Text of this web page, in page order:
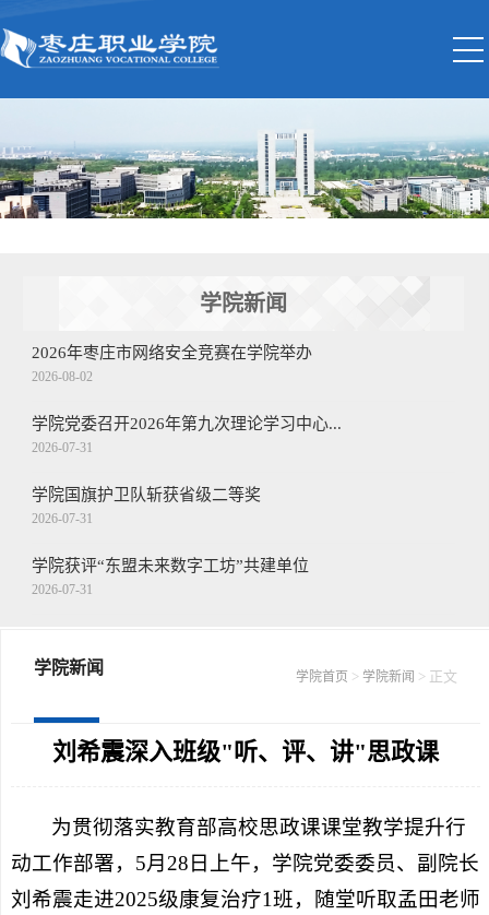
学院新闻
2026年枣庄市网络安全竞赛在学院举办
2026-08-02
学院党委召开2026年第九次理论学习中心...
2026-07-31
学院国旗护卫队斩获省级二等奖
2026-07-31
学院获评“东盟未来数字工坊”共建单位
2026-07-31
2026-07-30
学院首页 > 学院新闻 > 正文
学院新闻
刘希震深入班级"听、评、讲"思政课
为贯彻落实教育部高校思政课课堂教学提升行
动工作部署，5月28日上午，学院党委委员、副院长
刘希震走进2025级康复治疗1班，随堂听取孟田老师